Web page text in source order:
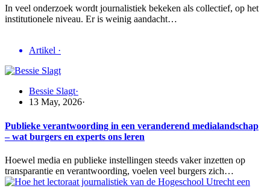
In veel onderzoek wordt journalistiek bekeken als collectief, op het
institutionele niveau. Er is weinig aandacht…
Artikel ·
Bessie Slagt·
13 May, 2026·
Publieke verantwoording in een veranderend medialandschap
– wat burgers en experts ons leren
Hoewel media en publieke instellingen steeds vaker inzetten op
transparantie en verantwoording, voelen veel burgers zich…